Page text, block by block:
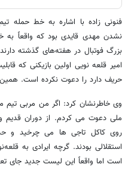
فنونی زاده با اشاره به خط حمله
نشدن مهدی قایدی بود که واقعاً
بزرگ فوتبال در هفته‌های گذشته
امیر قلعه نویی اولین بازیکنی که
حریف دارد را دعوت نکرده است.
وی خاطرنشان کرد: اگر من مربی تیم
ملی دعوت می کردم. از دوران
استقلالی بودند. گرچه ایرادی به
است اما واقعاً این لیست جدید جای